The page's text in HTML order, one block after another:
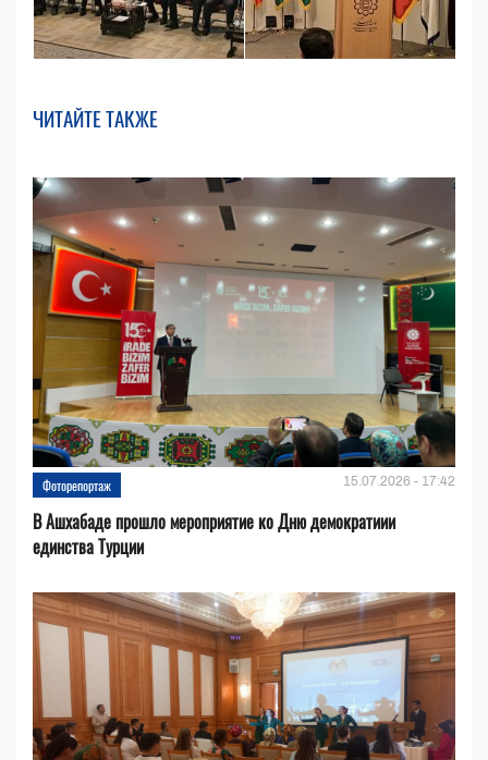
ЧИТАЙТЕ ТАКЖЕ
Фоторепортаж 15.07.2026 - 17:42
В Ашхабаде прошло мероприятие ко Дню демократиии
единства Турции